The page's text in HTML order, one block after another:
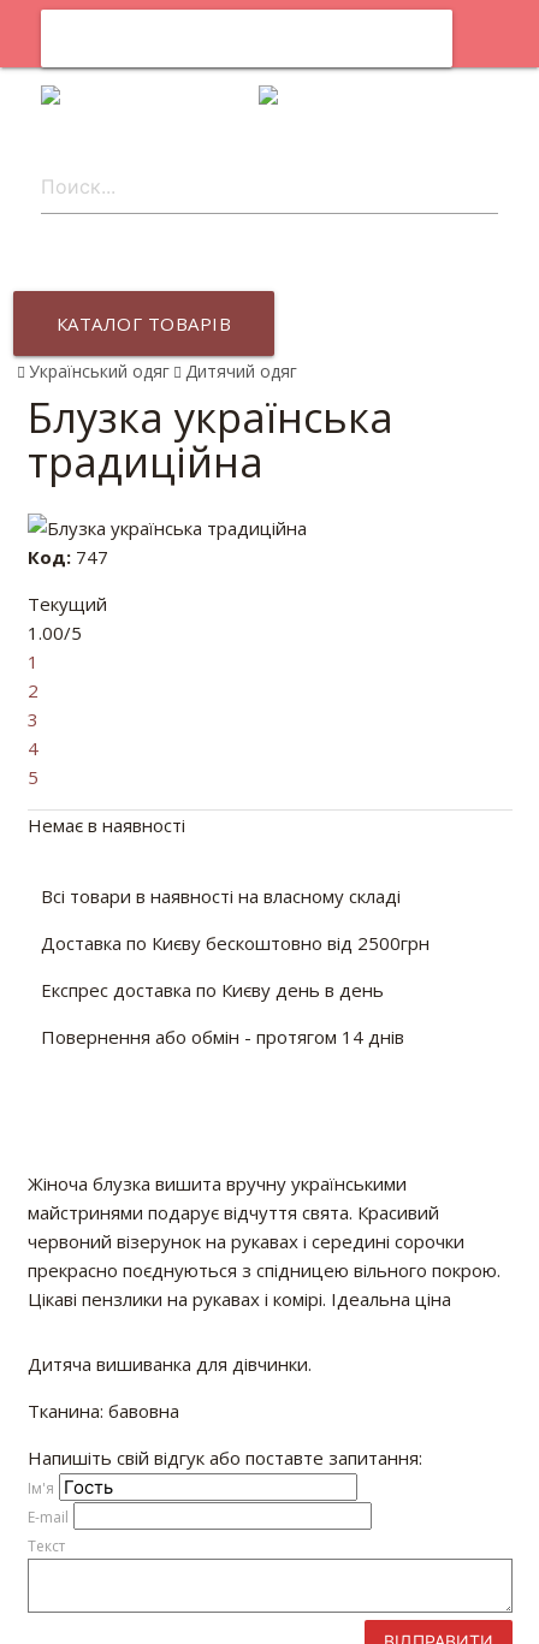
КАТАЛОГ ТОВАРІВ
Український одяг Дитячий одяг
Блузка українська
традиційна
Код:747
Текущий
1.00/5
1
2
3
4
5
Немає в наявності
Всі товари в наявності на власному складі
Доставка по Києву бескоштовно від 2500грн
Експрес доставка по Києву день в день
Повернення або обмін - протягом 14 днів
Жіноча блузка вишита вручну українськими
майстринями подарує відчуття свята. Красивий
червоний візерунок на рукавах і середині сорочки
прекрасно поєднуються з спідницею вільного покрою.
Цікаві пензлики на рукавах і комірі. Ідеальна ціна
Дитяча вишиванка для дівчинки.
Тканина: бавовна
Напишіть свій відгук або поставте запитання:
Iм'я
E-mail
Текст